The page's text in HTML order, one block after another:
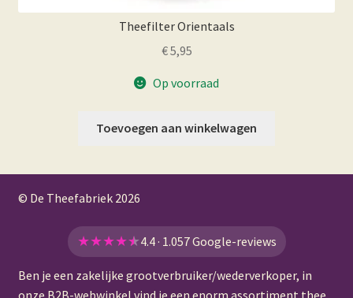
Theefilter Orientaals
€5,95
Op voorraad
Toevoegen aan winkelwagen
© De Theefabriek 2026
★★★★★4.4 · 1.057 Google-reviews
Ben je een zakelijke grootverbruiker/wederverkoper, in
onze B2B-webwinkel vind je een enorm assortiment thee,